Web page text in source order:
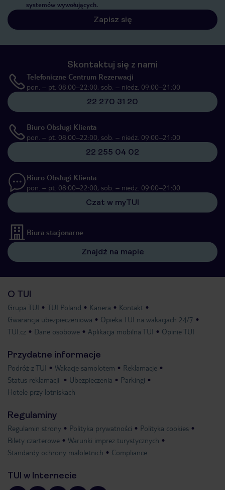
systemów wywołujących.
Zapisz się
Skontaktuj się z nami
Telefoniczne Centrum Rezerwacji
pon. – pt. 08:00–22:00, sob. – niedz. 09:00–21:00
22 270 31 20
Biuro Obsługi Klienta
pon. – pt. 08:00–22:00, sob. – niedz. 09:00–21:00
22 255 04 02
Biuro Obsługi Klienta
pon. – pt. 08:00–22:00, sob. – niedz. 09:00–21:00
Czat w myTUI
Biura stacjonarne
Znajdź na mapie
O TUI
Grupa TUI TUI Poland Kariera
Kontakt
Gwarancja ubezpieczeniowa
Opieka TUI na wakacjach 24/7
TUI.cz
Dane osobowe Aplikacja mobilna TUI Opinie TUI
Przydatne informacje
Podróż z TUI Wakacje samolotem
Reklamacje
Status reklamacji
Ubezpieczenia
Parkingi
Hotele przy lotniskach
Regulaminy
Regulamin strony Polityka prywatności
Polityka cookies
Bilety czarterowe
Warunki imprez turystycznych
Standardy ochrony małoletnich
Compliance
TUI w Internecie